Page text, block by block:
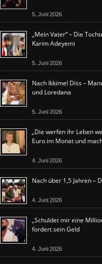
5. Juni 2026
„Mein Vater“ – Die
Karim Adeyemi
5. Juni 2026
Nach Ikkimel Diss –
und Loredana
5. Juni 2026
„Die werfen ihr Leben
Euro im Monat und
4. Juni 2026
Nach über 1,5 Jahren –
4. Juni 2026
„Schuldet mir eine
fordert sein Geld
4. Juni 2026